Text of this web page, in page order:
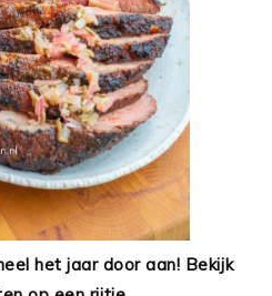
het jaar door aan! Bekijk